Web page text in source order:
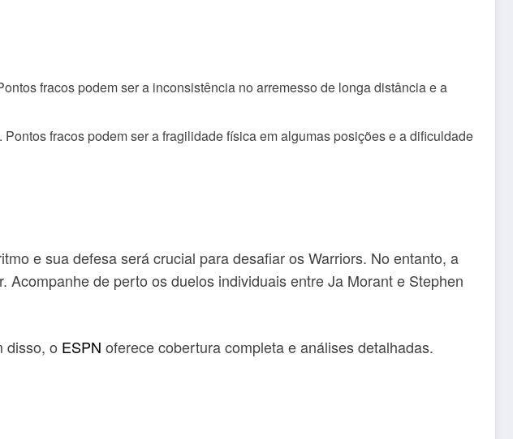
fracos podem ser a inconsistência no arremesso de longa distância e a
fracos podem ser a fragilidade física em algumas posições e a dificuldade
e sua defesa será crucial para desafiar os Warriors. No entanto, a
de perto os duelos individuais entre Ja Morant e Stephen
disso, o ESPN oferece cobertura completa e análises detalhadas.